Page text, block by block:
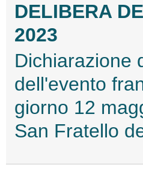
DELIBERA
2023
Dichiarazione
dell'evento
giorno 12
San Fratello